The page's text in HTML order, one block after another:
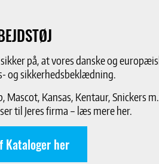
på, at vores danske og
og sikkerhedsbeklædning.
Kansas, Kentaur, Snickers
til Jeres firma – læs mere her.
Kataloger her